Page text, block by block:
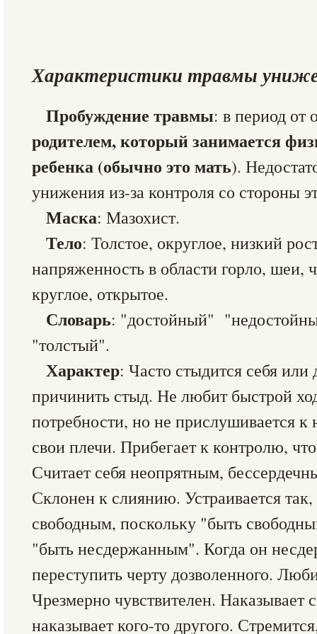
Характеристики травмы
Пробуждение травмы: в период от
родителем, который занимается
ребенка (обычно это мать).
унижения из-за контроля со стороны
Маска: Мазохист.
Тело: Толстое, округлое, низкий
напряженность в области горло, шеи,
круглое, открытое.
Словарь: "достойный"
"толстый".
Характер: Часто стыдится себя или
причинить стыд. Не любит быстрой
потребности, но не прислушивается
свои плечи. Прибегает к контролю,
Считает себя неопрятным,
Склонен к слиянию. Устраивается
свободным, поскольку "быть
"быть несдержанным". Когда он
переступить черту дозволенного.
Чрезмерно чувствителен. Наказывает
наказывает кого-то другого.